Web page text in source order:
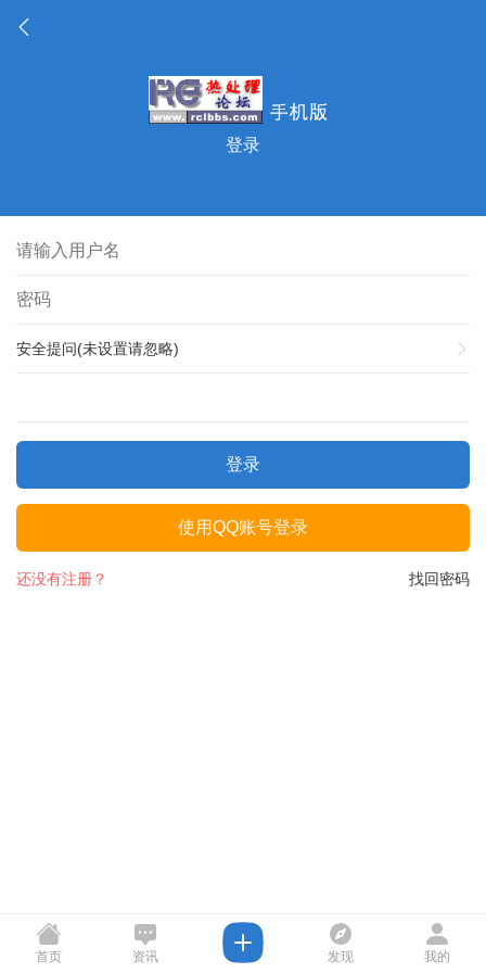
登录
安全提问(未设置请忽略)
登录
使用QQ账号登录
找回密码
还没有注册？
首页 资讯 发现 我的